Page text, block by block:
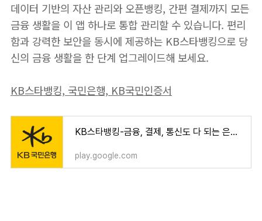
데이터 기반의 자산 관리와 오픈뱅킹, 간편 결제까지 모든
금융 생활을 이 앱 하나로 통합 관리할 수 있습니다. 편리
함과 강력한 보안을 동시에 제공하는 KB스타뱅킹으로 당
신의 금융 생활을 한 단계 업그레이드해 보세요.
KB스타뱅킹, 국민은행, KB국민인증서
KB스타뱅킹-금융, 결제, 통신도 다 되는 은행 - Google Play 앱
play.google.com